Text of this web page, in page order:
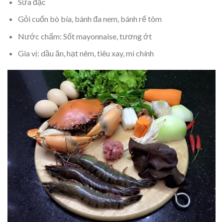
Gỏi cuốn bò bía, bánh đa nem, bánh rế tôm
Nước chấm: Sốt mayonnaise, tương ớt
Gia vị: dầu ăn, hạt nêm, tiêu xay, mì chính